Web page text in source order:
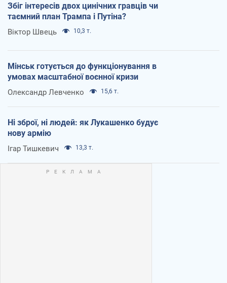
Збіг інтересів двох цинічних гравців чи
таємний план Трампа і Путіна?
Віктор Швець 10,3 т.
Мінськ готується до функціонування в
умовах масштабної воєнної кризи
Олександр Левченко 15,6 т.
Ні зброї, ні людей: як Лукашенко будує
нову армію
Ігар Тишкевич 13,3 т.